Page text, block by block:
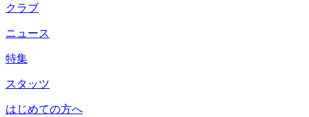
クラブ
ニュース
特集
スタッツ
はじめての方へ